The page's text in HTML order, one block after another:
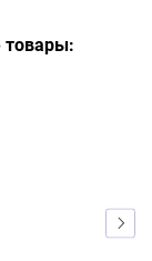
товары: